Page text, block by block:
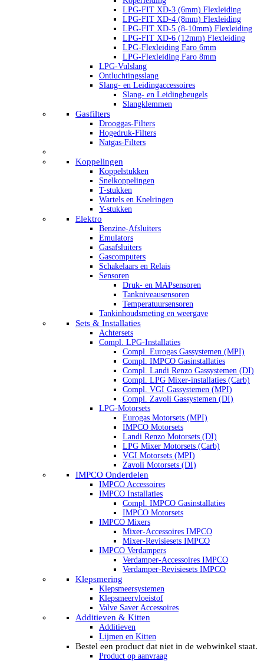
LPG-FIT XD-3 (6mm) Flexleiding
LPG-FIT XD-4 (8mm) Flexleiding
LPG-FIT XD-5 (8-10mm) Flexleiding
LPG-FIT XD-6 (12mm) Flexleiding
LPG-Flexleiding Faro 6mm
LPG-Flexleiding Faro 8mm
LPG-Vulslang
Ontluchtingsslang
Slang- en Leidingaccessoires
Slang- en Leidingbeugels
Slangklemmen
Gasfilters
Drooggas-Filters
Hogedruk-Filters
Natgas-Filters
Koppelingen
Koppelstukken
Snelkoppelingen
T-stukken
Wartels en Knelringen
Y-stukken
Elektro
Benzine-Afsluiters
Emulators
Gasafsluiters
Gascomputers
Schakelaars en Relais
Sensoren
Druk- en MAPsensoren
Tankniveausensoren
Temperatuursensoren
Tankinhoudsmeting en weergave
Sets & Installaties
Achtersets
Compl. LPG-Installaties
Compl. Eurogas Gassystemen (MPI)
Compl. IMPCO Gasinstallaties
Compl. Landi Renzo Gassystemen (DI)
Compl. LPG Mixer-installaties (Carb)
Compl. VGI Gassystemen (MPI)
Compl. Zavoli Gassystemen (DI)
LPG-Motorsets
Eurogas Motorsets (MPI)
IMPCO Motorsets
Landi Renzo Motorsets (DI)
LPG Mixer Motorsets (Carb)
VGI Motorsets (MPI)
Zavoli Motorsets (DI)
IMPCO Onderdelen
IMPCO Accessoires
IMPCO Installaties
Compl. IMPCO Gasinstallaties
IMPCO Motorsets
IMPCO Mixers
Mixer-Accessoires IMPCO
Mixer-Revisiesets IMPCO
IMPCO Verdampers
Verdamper-Accessoires IMPCO
Verdamper-Revisiesets IMPCO
Klepsmering
Klepsmeersystemen
Klepsmeervloeistof
Valve Saver Accessoires
Additieven & Kitten
Additieven
Lijmen en Kitten
Bestel een product dat niet in de webwinkel staat.
Product op aanvraag